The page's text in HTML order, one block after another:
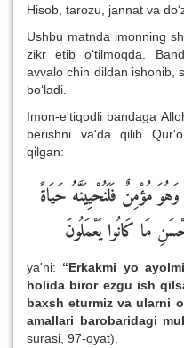
Hisob, tarozu, jannat va
Ushbu matnda imonning
zikr etib o‘tilmoqda.
avvalo chin dildan ishonib,
bo‘ladi.
Imon-e'tiqodli bandaga
berishni va'da qilib
qilgan:
مُؤْمِنٌ فَلَنُحْيِيَنَّهُ حَيَاةً
مَا كَانُوا يَعْمَلُونَ
ya'ni: “Erkakmi yo
holida biror ezgu ish
baxsh eturmiz va ularni
amallari barobaridagi
surasi, 97-oyat).